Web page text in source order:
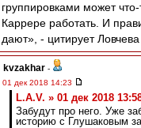
группировками может
Каррере работать. И
дают», - цитирует
kvzakhar -
01 дек 2018 14:23
L.А.V. » 01 дек 2018
Забудут про него. Уже
историю с Глушаковым